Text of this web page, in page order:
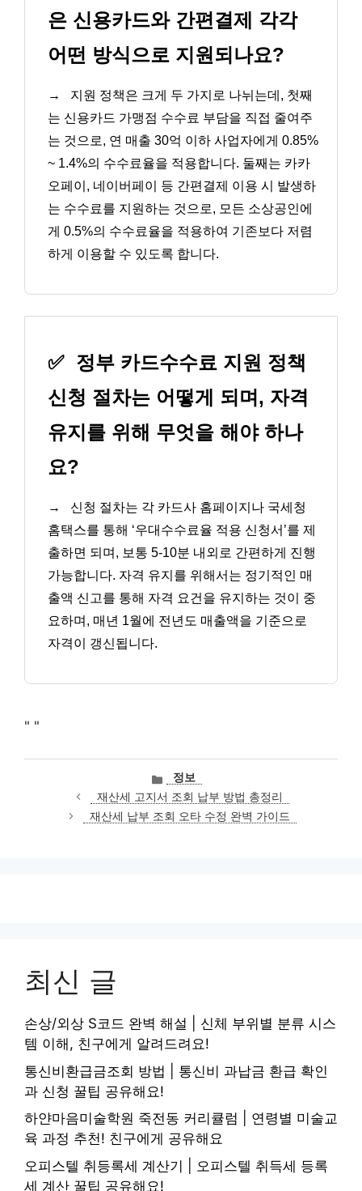
은 신용카드와 간편결제 각각
어떤 방식으로 지원되나요?
→
지원 정책은 크게 두 가지로 나뉘는데, 첫째
는 신용카드 가맹점 수수료 부담을 직접 줄여주
는 것으로, 연 매출 30억 이하 사업자에게 0.85%
~ 1.4%의 수수료율을 적용합니다. 둘째는 카카
오페이, 네이버페이 등 간편결제 이용 시 발생하
는 수수료를 지원하는 것으로, 모든 소상공인에
게 0.5%의 수수료율을 적용하여 기존보다 저렴
하게 이용할 수 있도록 합니다.
✅ 정부 카드수수료 지원 정책
신청 절차는 어떻게 되며, 자격
유지를 위해 무엇을 해야 하나
요?
→
신청 절차는 각 카드사 홈페이지나 국세청
홈택스를 통해 ‘우대수수료율 적용 신청서’를 제
출하면 되며, 보통 5-10분 내외로 간편하게 진행
가능합니다. 자격 유지를 위해서는 정기적인 매
출액 신고를 통해 자격 요건을 유지하는 것이 중
요하며, 매년 1월에 전년도 매출액을 기준으로
자격이 갱신됩니다.
" "
카
테
고
리
정보
재산세 고지서 조회 납부 방법 총정리
재산세 납부 조회 오타 수정 완벽 가이드
최신 글
손상/외상 S코드 완벽 해설 | 신체 부위별 분류 시스
템 이해, 친구에게 알려드려요!
통신비환급금조회 방법 | 통신비 과납금 환급 확인
과 신청 꿀팁 공유해요!
하얀마음미술학원 죽전동 커리큘럼 | 연령별 미술교
육 과정 추천! 친구에게 공유해요
오피스텔 취등록세 계산기 | 오피스텔 취득세 등록
세 계산 꿀팁 공유해요!